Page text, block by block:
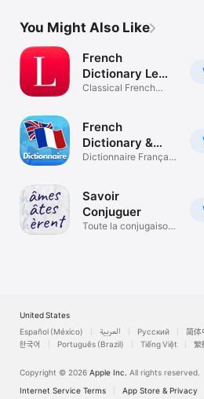
You Might Also Like
French
Dictionary Le
Littré
Classical French
French
Dictionary &
Translator
Dictionnaire Français
Savoir
Conjuguer
Toute la conjugaison
United States
Español (México)
العربية Русский 简体
한국어
Português (Brazil) Tiếng Việt 繁
Copyright © 2026 Apple Inc. All rights reserved.
Internet Service Terms
App Store & Privacy